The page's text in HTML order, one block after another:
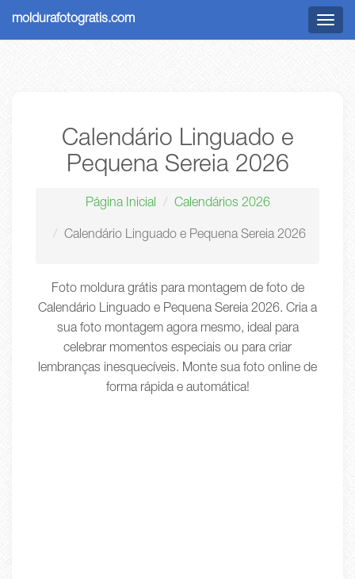
Menu
moldurafotogratis.com
Calendário Linguado e
Pequena Sereia 2026
Página Inicial Calendários 2026
Calendário Linguado e Pequena Sereia 2026
Foto moldura grátis para montagem de foto de
Calendário Linguado e Pequena Sereia 2026. Cria a
sua foto montagem agora mesmo, ideal para
celebrar momentos especiais ou para criar
lembranças inesquecíveis. Monte sua foto online de
forma rápida e automática!